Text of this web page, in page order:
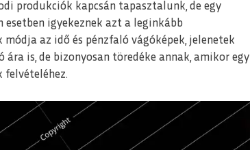
produkciók kapcsán tapasztalunk, de egy
igyekeznek azt a leginkább
az idő és pénzfaló vágóképek, jelenetek
is, de bizonyosan töredéke annak, amikor egy
felvételéhez.